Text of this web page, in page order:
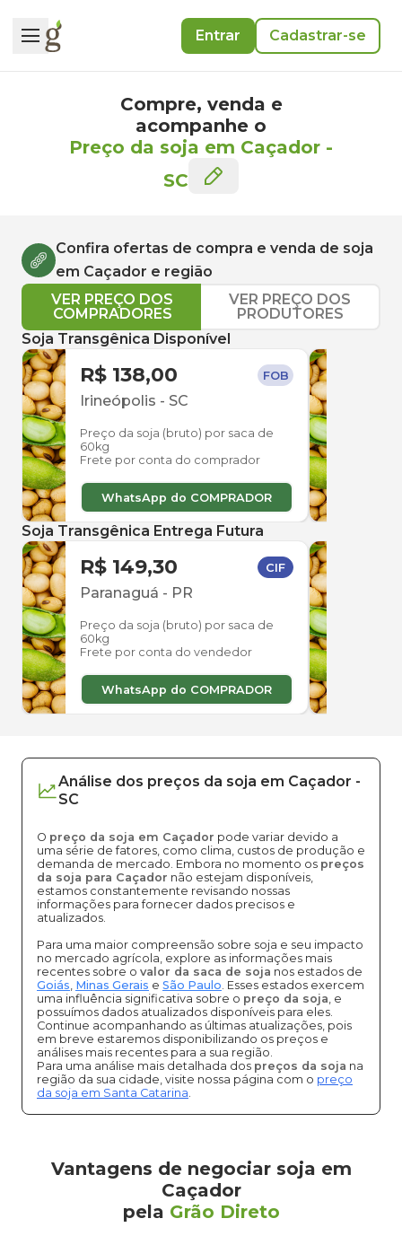
Entrar Cadastrar-se
Compre, venda e
acompanhe o
Preço da soja em Caçador -
SC
Confira ofertas de compra e venda de soja
em Caçador e região
VER PREÇO DOS
COMPRADORES
VER PREÇO DOS
PRODUTORES
Soja Transgênica Disponível
R$ 138,00 FOB
Irineópolis - SC
Preço da soja (bruto) por saca de
60kg
Frete por conta do comprador
WhatsApp do COMPRADOR
Soja Transgênica Entrega Futura
R$ 149,30 CIF
Paranaguá - PR
Preço da soja (bruto) por saca de
60kg
Frete por conta do vendedor
WhatsApp do COMPRADOR
Análise dos preços da soja em Caçador -
SC
O preço da soja em Caçador pode variar devido a
uma série de fatores, como clima, custos de produção e
demanda de mercado. Embora no momento os preços
da soja para Caçador não estejam disponíveis,
estamos constantemente revisando nossas
informações para fornecer dados precisos e
atualizados.
Para uma maior compreensão sobre soja e seu impacto
no mercado agrícola, explore as informações mais
recentes sobre o valor da saca de soja nos estados de
Goiás, Minas Gerais e São Paulo. Esses estados exercem
uma influência significativa sobre o preço da soja, e
possuímos dados atualizados disponíveis para eles.
Continue acompanhando as últimas atualizações, pois
em breve estaremos disponibilizando os preços e
análises mais recentes para a sua região.
Para uma análise mais detalhada dos preços da soja na
região da sua cidade, visite nossa página com o preço
da soja em Santa Catarina.
Vantagens de negociar soja em
Caçador
pela Grão Direto